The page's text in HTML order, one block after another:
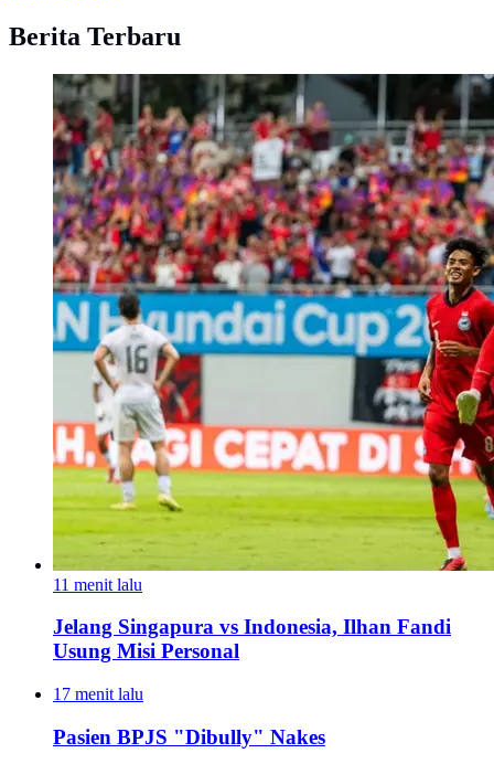
Berita Terbaru
11 menit lalu
Jelang Singapura vs Indonesia, Ilhan Fandi
Usung Misi Personal
17 menit lalu
Pasien BPJS "Dibully" Nakes